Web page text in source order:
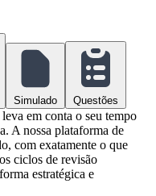
Simulado Questões
em conta o seu tempo
A nossa plataforma de
com exatamente o que
ciclos de revisão
estratégica e